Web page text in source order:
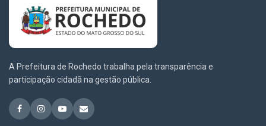
A Prefeitura de Rochedo trabalha pela transparência e
participação cidadã na gestão pública.